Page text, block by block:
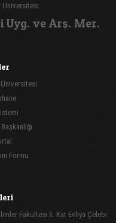
Üniversitesi
Uyg. ve Arş. Mer.
Üniversitesi
Formu
Fakültesi 3. Kat Evliya Çelebi